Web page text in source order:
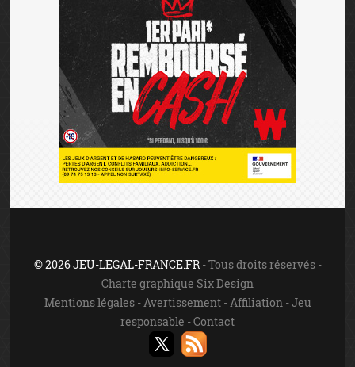
© 2026 JEU-LEGAL-FRANCE.FR- Tous droits réservés -
Charte graphique Six Design
Mentions légales- Avertissement- Affiliation -Jeu
responsable -Contact